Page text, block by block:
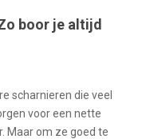
boor je altijd
scharnieren die veel
voor een nette
Maar om ze goed te